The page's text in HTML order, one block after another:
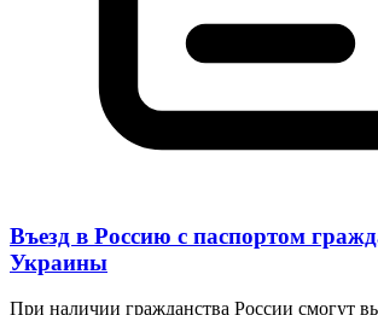
Въезд в Россию с паспортом
Украины
При наличии гражданства России смогут